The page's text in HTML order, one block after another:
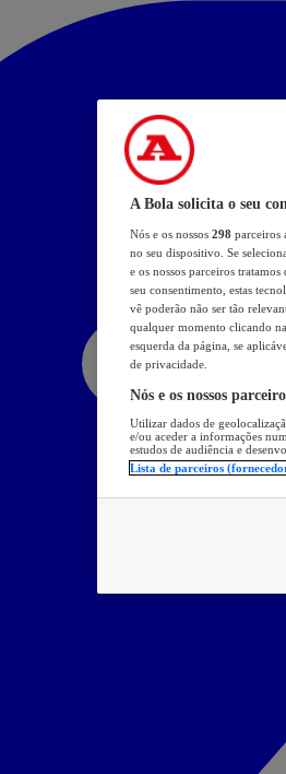
A Bola solicita o seu
Nós e os nossos 298 parceiros
no seu dispositivo. Se
e os nossos parceiros
seu consentimento, estas
vê poderão não ser tão
qualquer momento clicando
esquerda da página, se
de privacidade.
Nós e os nossos
Utilizar dados de
e/ou aceder a informações
estudos de audiência e
Lista de parceiros